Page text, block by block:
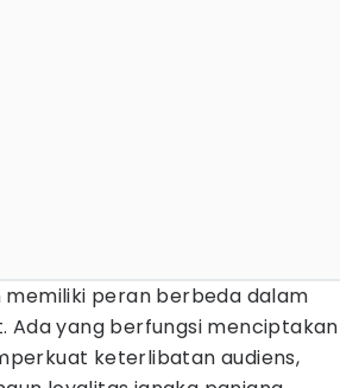
peran berbeda dalam
Ada yang berfungsi menciptakan
keterlibatan audiens,